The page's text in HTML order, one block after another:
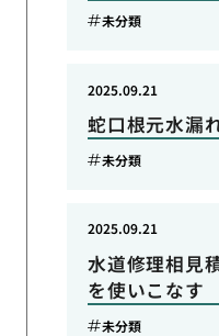
未分類
蛇口根元水漏
2025.09.21
未分類
水道修理相見
を使いこなす
2025.09.21
未分類